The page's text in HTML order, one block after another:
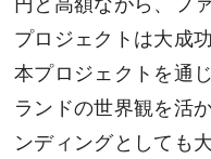
円と高額ながら、フ
プロジェクトは大成
本プロジェクトを通
ランドの世界観を活
ンディングとしても